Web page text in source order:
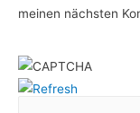
meinen nächsten